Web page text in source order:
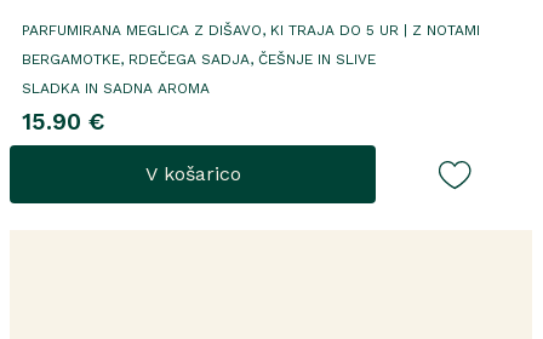
PARFUMIRANA MEGLICA Z DIŠAVO, KI TRAJA DO 5 UR | Z NOTAMI
BERGAMOTKE, RDEČEGA SADJA, ČEŠNJE IN SLIVE
SLADKA IN SADNA AROMA
15.90 €
V košarico